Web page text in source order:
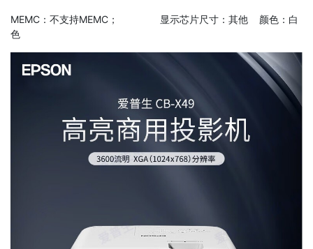
MEMC：不支持MEMC； 显示芯片尺寸：其他 颜色：白
色